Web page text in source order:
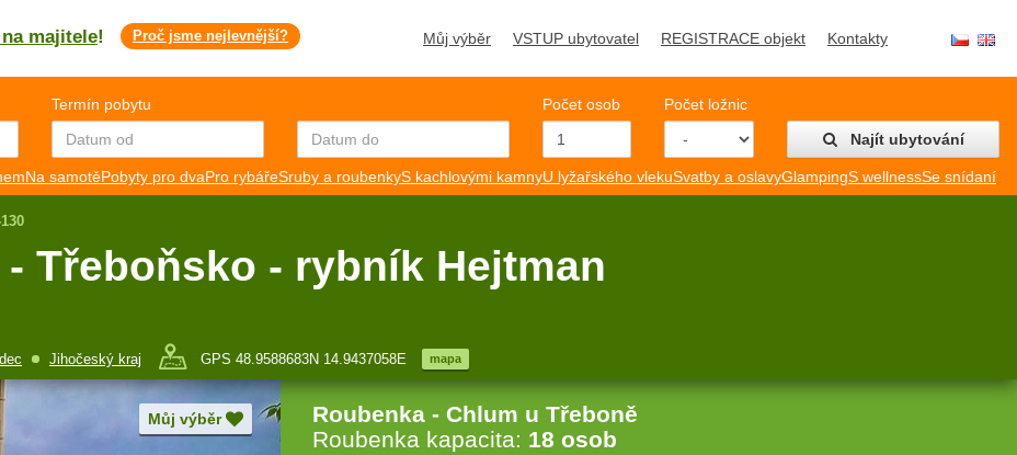
majitele! Proč jsme nejlevnější? Můj výběr VSTUP ubytovatel REGISTRACE objekt Kontakty
Termín pobytu Počet osob
Počet ložnic
Najít ubytování
Na samotěPobyty pro dvaPro rybářeSruby a roubenkyS kachlovými kamnyU lyžařského vlekuSvatby a oslavyGlampingS wellnessSe snídaní
Třeboňsko - rybník Hejtman
Jihočeský kraj GPS 48.9588683N 14.9437058E mapa
Můj výběr
Roubenka - Chlum u Třeboně
Roubenka kapacita: 18 osob